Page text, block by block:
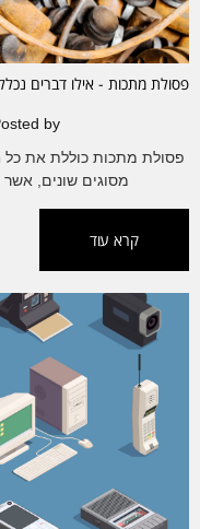
פסולת מתכות - אילו דברים
by
פסולת מתכות כוללת את כל
מסוגים שונים,
קרא עוד